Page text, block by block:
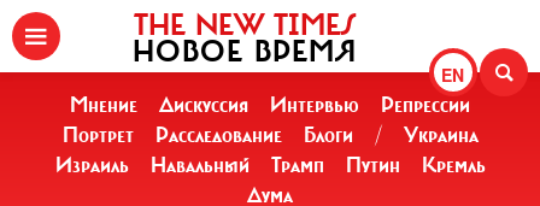
EN
THE NEW TIMES
НОВОЕ ВРЕМЯ
Мнение Дискуссия Интервью
Репрессии
Портрет
Расследование Блоги /
Украина
Израиль
Навальный Трамп Путин
Кремль
Дума